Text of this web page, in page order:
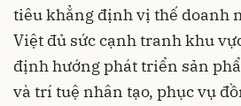
tiêu khẳng định vị thế doanh
Việt đủ sức cạnh tranh khu
định hướng phát triển sản
và trí tuệ nhân tạo, phục vụ